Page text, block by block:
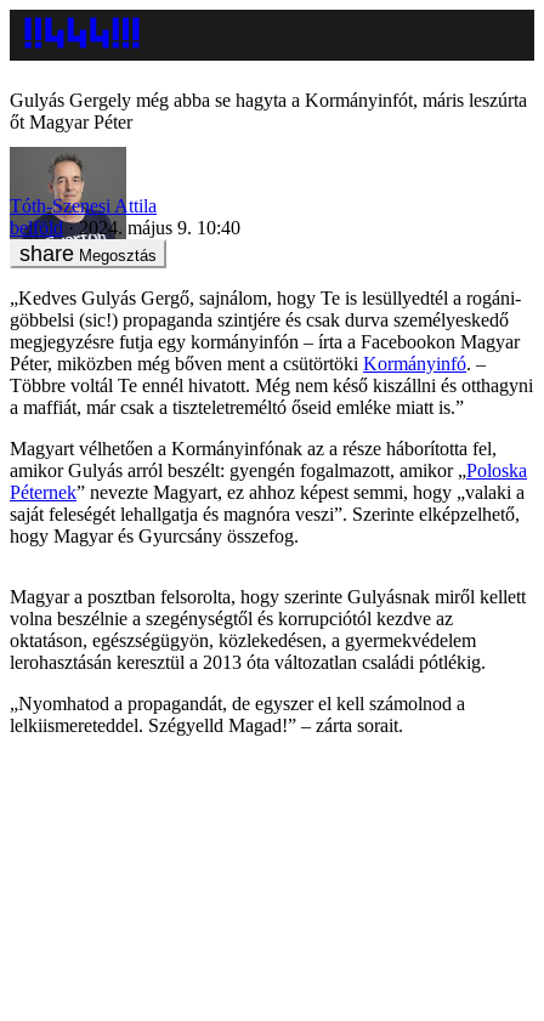
Gulyás Gergely még abba se hagyta a Kormányinfót, máris leszúrta
őt Magyar Péter
Tóth-Szenesi Attila
belföld
2024. május 9. 10:40
Megosztás
„Kedves Gulyás Gergő, sajnálom, hogy Te is lesüllyedtél a rogáni-
göbbelsi (sic!) propaganda szintjére és csak durva személyeskedő
megjegyzésre futja egy kormányinfón – írta a Facebookon Magyar
Péter, miközben még bőven ment a csütörtöki Kormányinfó. –
Többre voltál Te ennél hivatott. Még nem késő kiszállni és otthagyni
a maffiát, már csak a tiszteletreméltó őseid emléke miatt is.”
Magyart vélhetően a Kormányinfónak az a része háborította fel,
amikor Gulyás arról beszélt: gyengén fogalmazott, amikor „Poloska
Péternek” nevezte Magyart, ez ahhoz képest semmi, hogy „valaki a
saját feleségét lehallgatja és magnóra veszi”. Szerinte elképzelhető,
hogy Magyar és Gyurcsány összefog.
Magyar a posztban felsorolta, hogy szerinte Gulyásnak miről kellett
volna beszélnie a szegénységtől és korrupciótól kezdve az
oktatáson, egészségügyön, közlekedésen, a gyermekvédelem
lerohasztásán keresztül a 2013 óta változatlan családi pótlékig.
„Nyomhatod a propagandát, de egyszer el kell számolnod a
lelkiismereteddel. Szégyelld Magad!” – zárta sorait.